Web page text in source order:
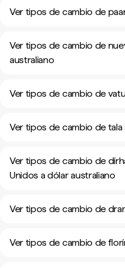
Ver tipos de cambio de
Ver tipos de cambio de
australiano
Ver tipos de cambio de
Ver tipos de cambio de
Ver tipos de cambio de
Unidos a dólar australiano
Ver tipos de cambio de
Ver tipos de cambio de